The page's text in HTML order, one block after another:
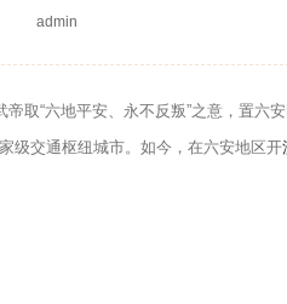
admin
“六地平安、永不反叛”之意，置六
级交通枢纽城市。如今，在六安地区开